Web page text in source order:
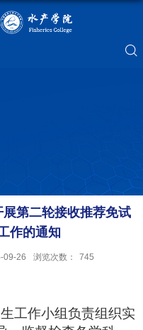
第二轮接收推荐免试
作的通知
09-26 浏览次数： 745
工作小组负责组织实